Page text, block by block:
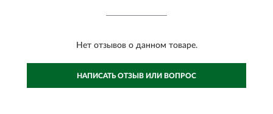
Нет отзывов о данном товаре.
НАПИСАТЬ ОТЗЫВ ИЛИ ВОПРОС